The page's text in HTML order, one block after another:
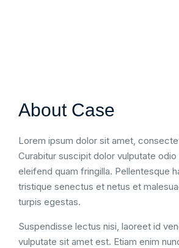
About Case
Lorem ipsum dolor sit amet,
Curabitur suscipit dolor vulputate odio
eleifend quam fringilla. Pellentesque
tristique senectus et netus et
turpis egestas.
Suspendisse lectus nisi, laoreet id
vulputate sit amet est. Etiam enim